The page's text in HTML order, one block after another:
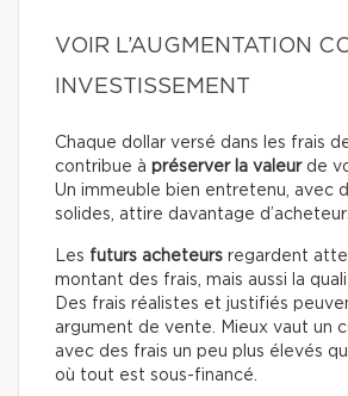
VOIR L’AUGMENTATION
INVESTISSEMENT
Chaque dollar versé dans les frais
contribue à préserver la valeurde
Un immeuble bien entretenu, avec
solides, attire davantage
Les futurs acheteurs regardent
montant des frais, mais aussi la
Des frais réalistes et justifiés
argument de vente. Mieux vaut un
avec des frais un peu plus élevés
où tout est sous-financé.